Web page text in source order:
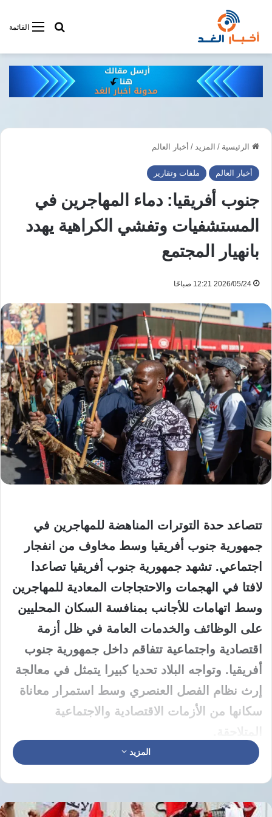
القائمةأبحت فى
الرئيسية / المزيد / أخبار العالم
أخبار العالم ملفات وتقارير
جنوب أفريقيا: دماء المهاجرين في
المستشفيات وتفشي الكراهية يهدد
بانهيار المجتمع
2026/05/24 12:21 صباحًا
تتصاعد حدة التوترات المناهضة للمهاجرين في
جمهورية جنوب أفريقيا وسط مخاوف من انفجار
اجتماعي. تشهد جمهورية جنوب أفريقيا تصاعدا
لافتا في الهجمات والاحتجاجات المعادية للمهاجرين
وسط اتهامات للأجانب بمنافسة السكان المحليين
على الوظائف والخدمات العامة في ظل أزمة
اقتصادية واجتماعية تتفاقم داخل جمهورية جنوب
أفريقيا. وتواجه البلاد تحديا كبيرا يتمثل في معالجة
إرث نظام الفصل العنصري وسط استمرار معاناة
سكانها من الأزمات الاقتصادية والاجتماعية
تتصاعد حدة التوترات المناهضة
وسط مخاوف من انفجار اجتماعي.
المزيد